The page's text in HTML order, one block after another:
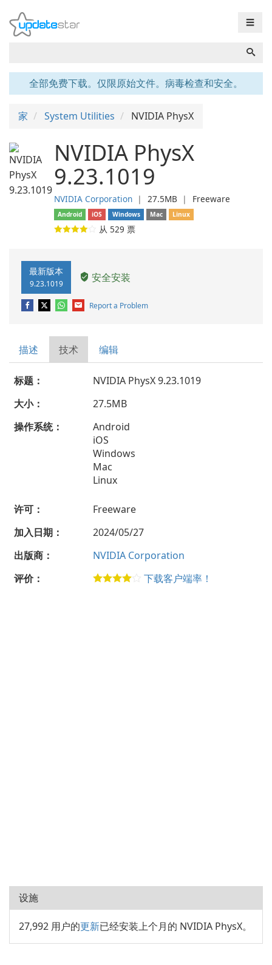
☰
全部免费下载。仅限原始文件。病毒检查和安全。
家 System Utilities NVIDIA PhysX
NVIDIA PhysX
9.23.1019
NVIDIA Corporation ❘ 27.5MB ❘ Freeware
Android iOS Windows Mac Linux
从 529 票
最新版本
9.23.1019 安全安装
Report a Problem
描述 技术 编辑
标题：
NVIDIA PhysX 9.23.1019
大小：
27.5MB
操作系统：
Android
iOS
Windows
Mac
Linux
许可：
Freeware
加入日期：
2024/05/27
出版商：
NVIDIA Corporation
评价：
下载客户端率！
设施
27,992 用户的更新已经安装上个月的 NVIDIA PhysX。